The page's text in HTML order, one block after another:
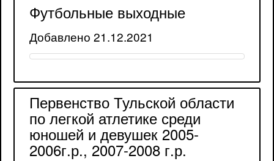
Футбольные выходные
Добавлено 21.12.2021
Первенство Тульской области
по легкой атлетике среди
юношей и девушек 2005-
2006г.р., 2007-2008 г.р.